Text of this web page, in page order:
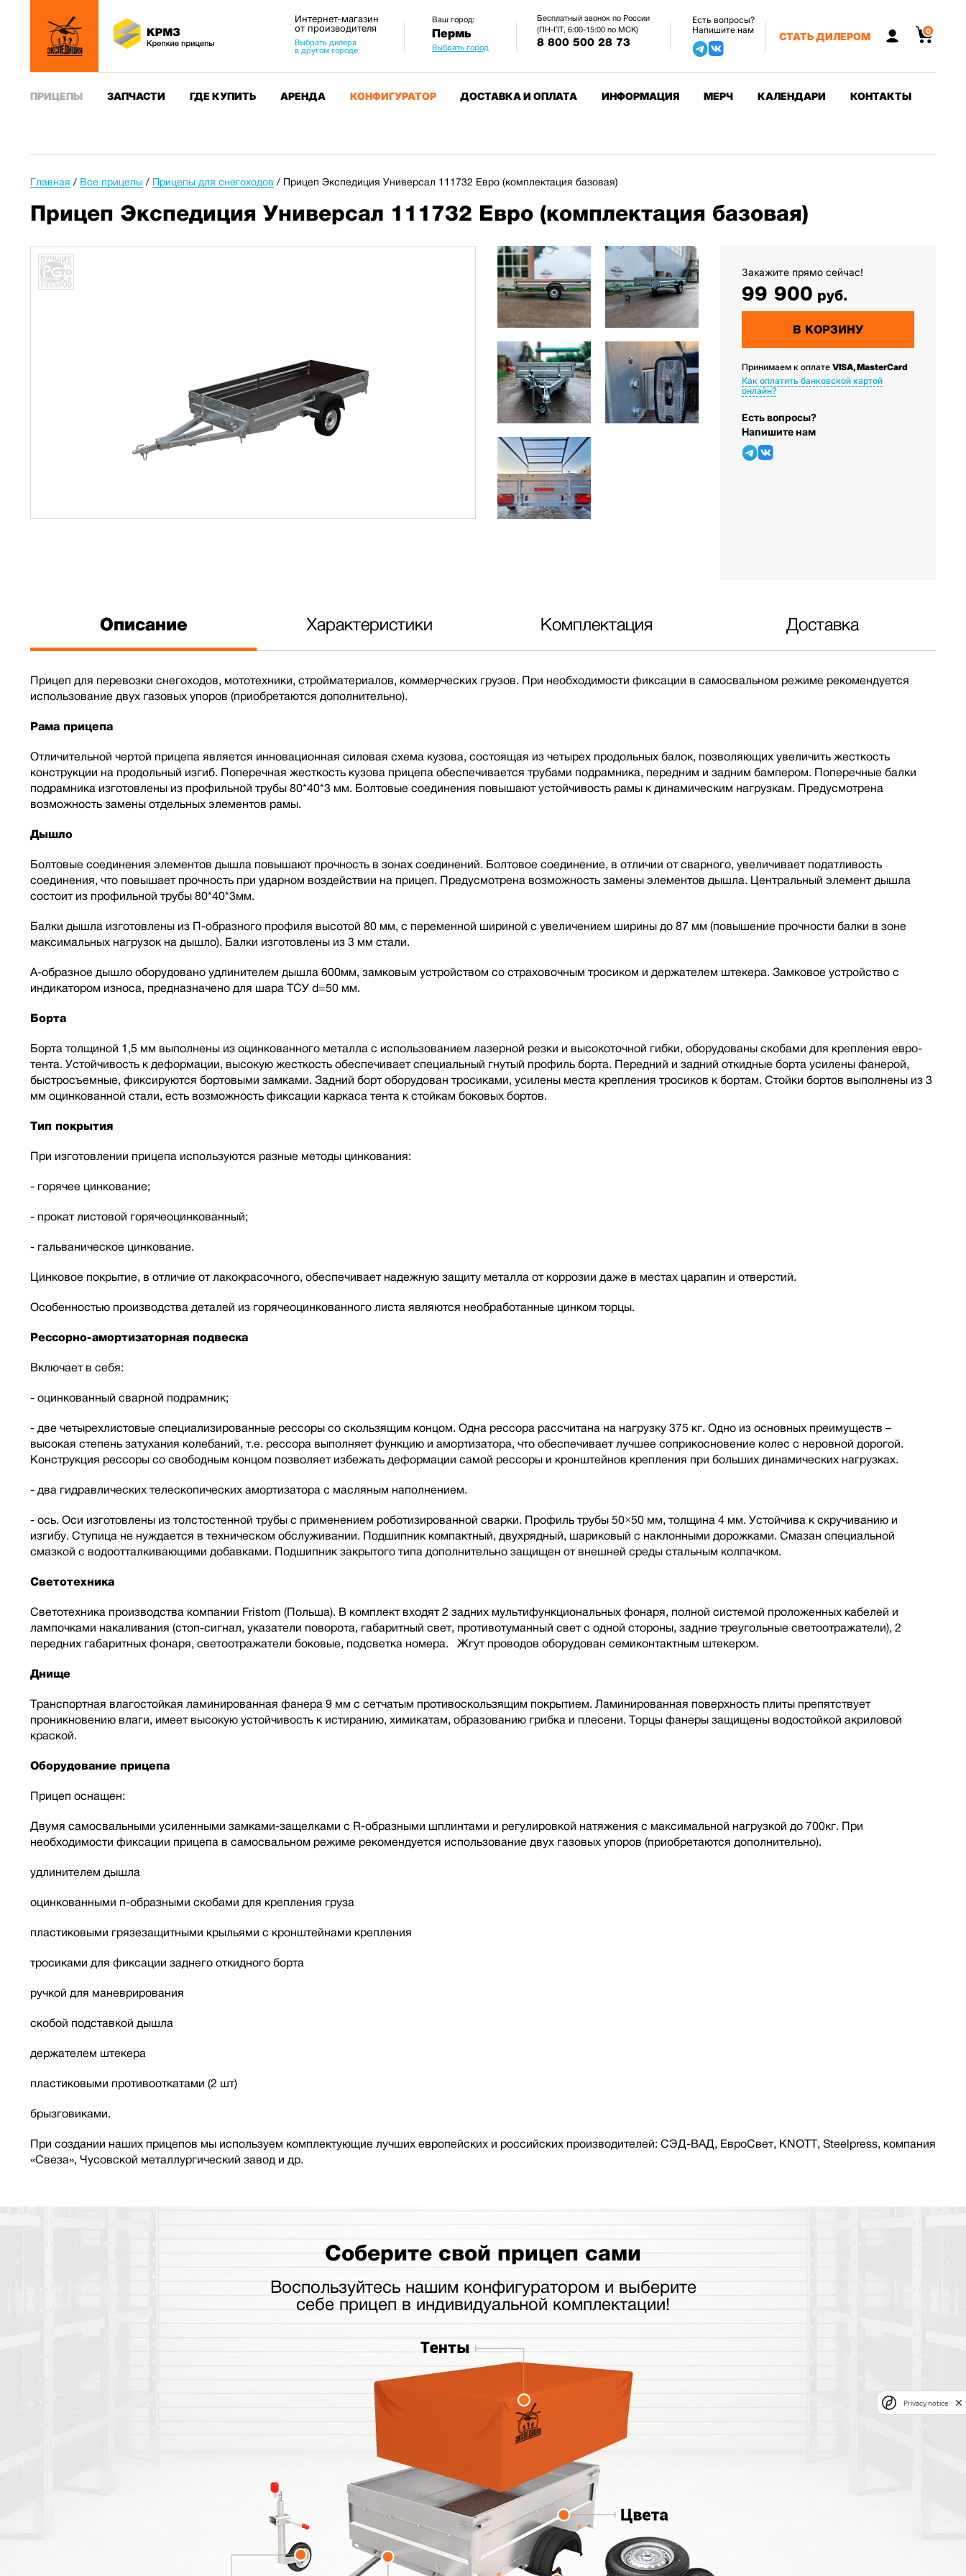
Интернет-магазин
от производителя
Выбрать дилера
в другом городе
Ваш город:
Пермь
Выбрать город
Бесплатный звонок по России
(ПН-ПТ, 6:00-15:00 по МСК)
8 800 500 28 73
Есть вопросы?
Напишите нам
СТАТЬ ДИЛЕРОМ 0
ПРИЦЕПЫ ЗАПЧАСТИ ГДЕ КУПИТЬ АРЕНДА КОНФИГУРАТОР ДОСТАВКА И ОПЛАТА ИНФОРМАЦИЯ МЕРЧ КАЛЕНДАРИ КОНТАКТЫ
Главная / Все прицепы / Прицепы для снегоходов / Прицеп Экспедиция Универсал 111732 Евро (комплектация базовая)
Прицеп Экспедиция Универсал 111732 Евро (комплектация базовая)
Закажите прямо сейчас!
99 900 руб.
В КОРЗИНУ
Принимаем к оплате VISA, MasterCard
Как оплатить банковской картой
онлайн?
Есть вопросы?
Напишите нам
Описание Характеристики Комплектация Доставка
Прицеп для перевозки снегоходов, мототехники, стройматериалов, коммерческих грузов. При необходимости фиксации в самосвальном режиме рекомендуется
использование двух газовых упоров (приобретаются дополнительно).
Рама прицепа
Отличительной чертой прицепа является инновационная силовая схема кузова, состоящая из четырех продольных балок, позволяющих увеличить жесткость
конструкции на продольный изгиб. Поперечная жесткость кузова прицепа обеспечивается трубами подрамника, передним и задним бампером. Поперечные балки
подрамника изготовлены из профильной трубы 80*40*3 мм. Болтовые соединения повышают устойчивость рамы к динамическим нагрузкам. Предусмотрена
возможность замены отдельных элементов рамы.
Дышло
Болтовые соединения элементов дышла повышают прочность в зонах соединений. Болтовое соединение, в отличии от сварного, увеличивает податливость
соединения, что повышает прочность при ударном воздействии на прицеп. Предусмотрена возможность замены элементов дышла. Центральный элемент дышла
состоит из профильной трубы 80*40*3мм.
Балки дышла изготовлены из П-образного профиля высотой 80 мм, с переменной шириной с увеличением ширины до 87 мм (повышение прочности балки в зоне
максимальных нагрузок на дышло). Балки изготовлены из 3 мм стали.
А-образное дышло оборудовано удлинителем дышла 600мм, замковым устройством со страховочным тросиком и держателем штекера. Замковое устройство с
индикатором износа, предназначено для шара ТСУ d=50 мм.
Борта
Борта толщиной 1,5 мм выполнены из оцинкованного металла с использованием лазерной резки и высокоточной гибки, оборудованы скобами для крепления евро-
тента. Устойчивость к деформации, высокую жесткость обеспечивает специальный гнутый профиль борта. Передний и задний откидные борта усилены фанерой,
быстросъемные, фиксируются бортовыми замками. Задний борт оборудован тросиками, усилены места крепления тросиков к бортам. Стойки бортов выполнены из 3
мм оцинкованной стали, есть возможность фиксации каркаса тента к стойкам боковых бортов.
Тип покрытия
При изготовлении прицепа используются разные методы цинкования:
- горячее цинкование;
- прокат листовой горячеоцинкованный;
- гальваническое цинкование.
Цинковое покрытие, в отличие от лакокрасочного, обеспечивает надежную защиту металла от коррозии даже в местах царапин и отверстий.
Особенностью производства деталей из горячеоцинкованного листа являются необработанные цинком торцы.
Рессорно-амортизаторная подвеска
Включает в себя:
- оцинкованный сварной подрамник;
- две четырехлистовые специализированные рессоры со скользящим концом. Одна рессора рассчитана на нагрузку 375 кг. Одно из основных преимуществ –
высокая степень затухания колебаний, т.е. рессора выполняет функцию и амортизатора, что обеспечивает лучшее соприкосновение колес с неровной дорогой.
Конструкция рессоры со свободным концом позволяет избежать деформации самой рессоры и кронштейнов крепления при больших динамических нагрузках.
- два гидравлических телескопических амортизатора с масляным наполнением.
- ось. Оси изготовлены из толстостенной трубы с применением роботизированной сварки. Профиль трубы 50×50 мм, толщина 4 мм. Устойчива к скручиванию и
изгибу. Ступица не нуждается в техническом обслуживании. Подшипник компактный, двухрядный, шариковый с наклонными дорожками. Смазан специальной
смазкой с водоотталкивающими добавками. Подшипник закрытого типа дополнительно защищен от внешней среды стальным колпачком.
Светотехника
Светотехника производства компании Fristom (Польша). В комплект входят 2 задних мультифункциональных фонаря, полной cистемой проложенных кабелей и
лампочками накаливания (стоп-сигнал, указатели поворота, габаритный свет, противотуманный свет с одной стороны, задние треугольные светоотражатели), 2
передних габаритных фонаря, светоотражатели боковые, подсветка номера. Жгут проводов оборудован семиконтактным штекером.
Днище
Транспортная влагостойкая ламинированная фанера 9 мм с сетчатым противоскользящим покрытием. Ламинированная поверхность плиты препятствует
проникновению влаги, имеет высокую устойчивость к истиранию, химикатам, образованию грибка и плесени. Торцы фанеры защищены водостойкой акриловой
краской.
Оборудование прицепа
Прицеп оснащен:
Двумя самосвальными усиленными замками-защелками с R-образными шплинтами и регулировкой натяжения с максимальной нагрузкой до 700кг. При
необходимости фиксации прицепа в самосвальном режиме рекомендуется использование двух газовых упоров (приобретаются дополнительно).
удлинителем дышла
оцинкованными п-образными скобами для крепления груза
пластиковыми грязезащитными крыльями с кронштейнами крепления
тросиками для фиксации заднего откидного борта
ручкой для маневрирования
скобой подставкой дышла
держателем штекера
пластиковыми противооткатами (2 шт)
брызговиками.
При создании наших прицепов мы используем комплектующие лучших европейских и российских производителей: СЭД-ВАД, ЕвроСвет, KNOTT, Steelpress, компания
«Свеза», Чусовской металлургический завод и др.
Соберите свой прицеп сами
Воспользуйтесь нашим конфигуратором и выберите
себе прицеп в индивидуальной комплектации!
Privacy notice